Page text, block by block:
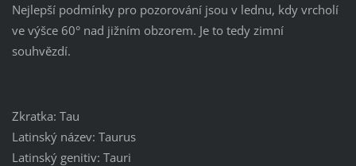
Nejlepší podmínky pro pozorování jsou v lednu, kdy vrcholí
ve výšce 60° nad jižním obzorem. Je to tedy zimní
souhvězdí.
Zkratka: Tau
Latinský název: Taurus
Latinský genitiv: Tauri